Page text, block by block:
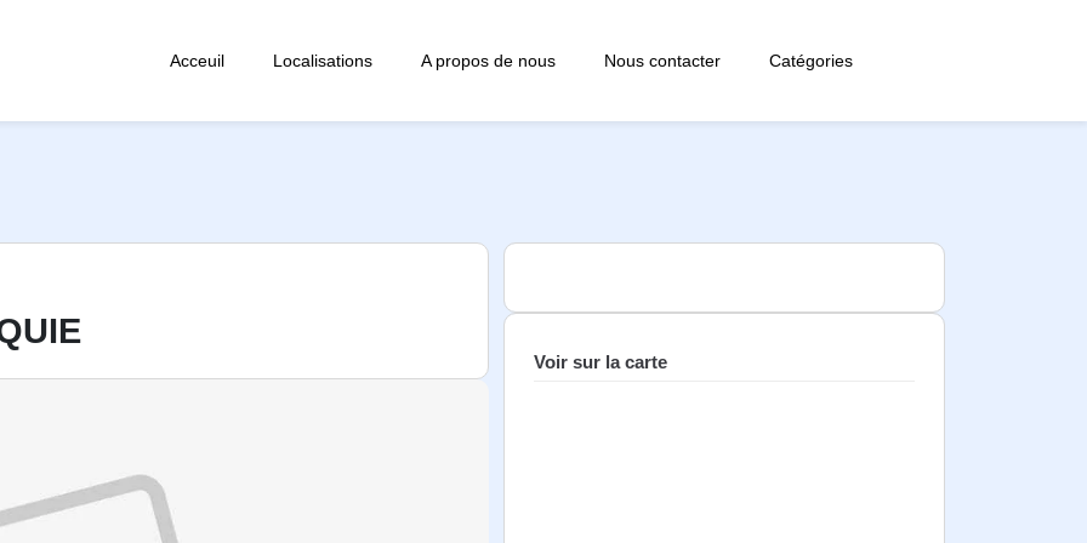
Acceuil Localisations A propos de nous Nous contacter Catégories
Voir sur la carte